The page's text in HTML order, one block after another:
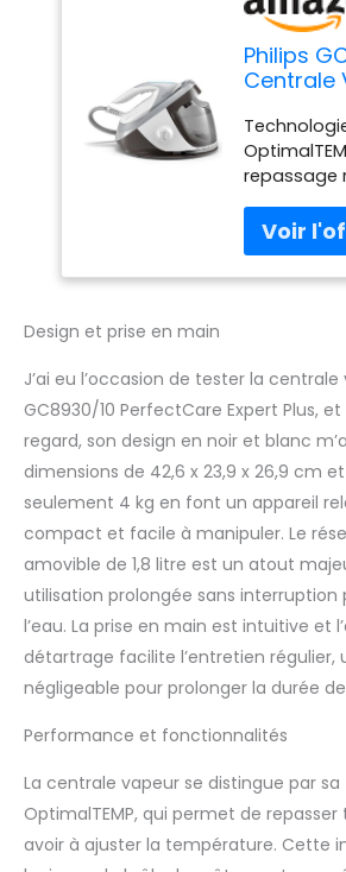
Philips
Centrale
Plus, Noir
repassage
réglage de
bar,
120 g/min
réservoir
amovible
moment
centrale
puissance
pour un
rapide
de deux
Semelle
Advanced
repassage
Design et prise en main
J’ai eu l’occasion de tester la centrale
GC8930/10 PerfectCare Expert Plus,
regard, son design en noir et blanc
dimensions de 42,6 x 23,9 x 26,9 cm
seulement 4 kg en font un appareil
compact et facile à manipuler. Le
amovible de 1,8 litre est un atout
utilisation prolongée sans interruption
l’eau. La prise en main est intuitive et
détartrage facilite l’entretien régulier,
négligeable pour prolonger la durée de
Performance et fonctionnalités
La centrale vapeur se distingue par
OptimalTEMP, qui permet de repasser
avoir à ajuster la température. Cette